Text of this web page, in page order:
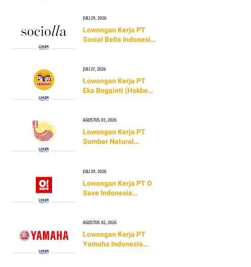
JULI 29, 2026
Lowongan Kerja PT
Social Bella Indonesia
JULI 27, 2026
Lowongan Kerja PT
Eka Bogainti (Hokben)
AGUSTUS 01, 2026
Lowongan Kerja PT
Sumber Natural
JULI 29, 2026
Lowongan Kerja PT O
Save Indonesia
AGUSTUS 02, 2026
Lowongan Kerja PT
Yamaha Indonesia